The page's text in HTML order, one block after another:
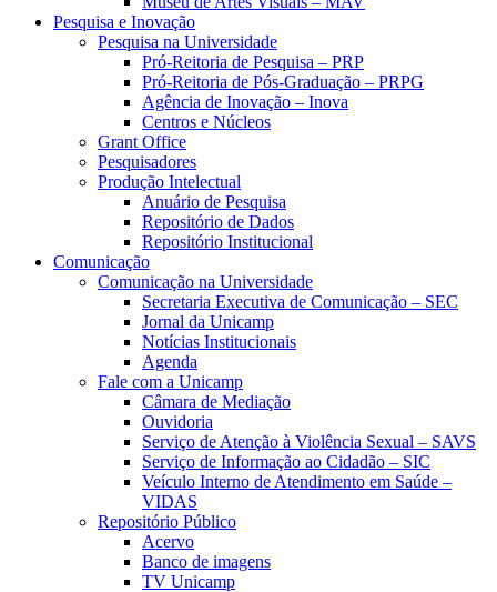
Pesquisa e Inovação
Pesquisa na Universidade
Pró-Reitoria de Pesquisa – PRP
Pró-Reitoria de Pós-Graduação – PRPG
Agência de Inovação – Inova
Centros e Núcleos
Grant Office
Pesquisadores
Produção Intelectual
Anuário de Pesquisa
Repositório de Dados
Repositório Institucional
Comunicação
Comunicação na Universidade
Secretaria Executiva de Comunicação – SEC
Jornal da Unicamp
Notícias Institucionais
Agenda
Fale com a Unicamp
Câmara de Mediação
Ouvidoria
Serviço de Atenção à Violência Sexual – SAVS
Serviço de Informação ao Cidadão – SIC
Veículo Interno de Atendimento em Saúde –
VIDAS
Repositório Público
Acervo
Banco de imagens
TV Unicamp